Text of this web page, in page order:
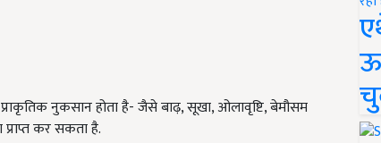
नुकसान होता है- जैसे बाढ़, सूखा, ओलावृष्टि, बेमौसम
कर सकता है.